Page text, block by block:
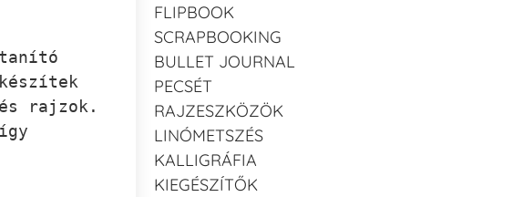
rajzok.
FLIPBOOK
SCRAPBOOKING
BULLET JOURNAL
PECSÉT
RAJZESZKÖZÖK
LINÓMETSZÉS
KALLIGRÁFIA
KIEGÉSZÍTŐK